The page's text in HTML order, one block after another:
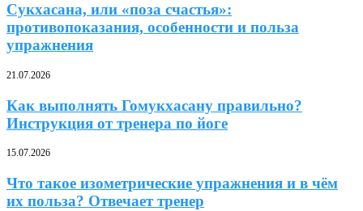
Сукхасана, или «поза счастья»:
противопоказания, особенности и польза
упражнения
21.07.2026
Как выполнять Гомукхасану правильно?
Инструкция от тренера по йоге
15.07.2026
Что такое изометрические упражнения и в чём
их польза? Отвечает тренер